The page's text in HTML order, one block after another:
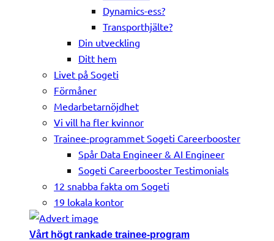
Dynamics-ess?
Transporthjälte?
Din utveckling
Ditt hem
Livet på Sogeti
Förmåner
Medarbetarnöjdhet
Vi vill ha fler kvinnor
Trainee-programmet Sogeti Careerbooster
Spår Data Engineer & AI Engineer
Sogeti Careerbooster Testimonials
12 snabba fakta om Sogeti
19 lokala kontor
Vårt högt rankade trainee-program